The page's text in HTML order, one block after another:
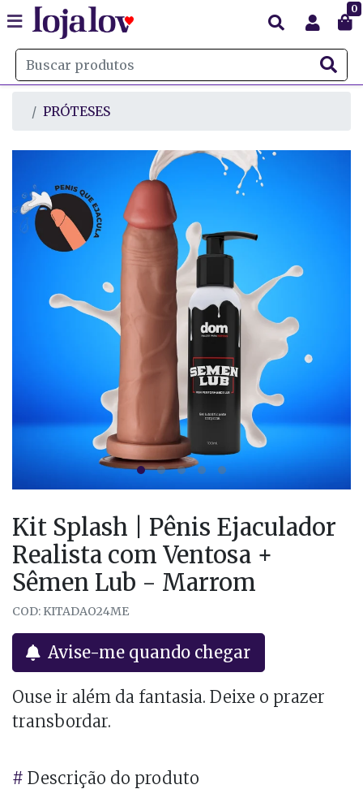
0
PRÓTESES
Kit Splash | Pênis Ejaculador
Realista com Ventosa +
Sêmen Lub - Marrom
COD: KITADAO24ME
Avise-me quando chegar
Ouse ir além da fantasia. Deixe o prazer
transbordar.
# Descrição do produto